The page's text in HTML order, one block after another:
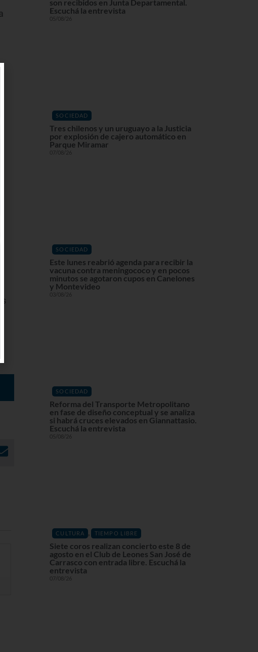
son recibidos en Junta Departamental.
Escuchá la entrevista
05/08/26
SOCIEDAD
Tres chilenos y un uruguayo a la Justicia
por explosión de cajero automático en
Parque Miramar
07/08/26
SOCIEDAD
Este lunes reabrió agenda para recibir la
vacuna contra meningococo y en pocos
minutos se agotaron cupos en Canelones
y Montevideo
03/08/26
SOCIEDAD
Reforma del Transporte Metropolitano
en fase de diseño conceptual y se analiza
si habrá cruces elevados en Giannattasio.
Escuchá la entrevista
05/08/26
CULTURA , TIEMPO LIBRE
Siete coros realizan concierto este 8 de
agosto en el Club de Leones San José de
Carrasco con entrada libre. Escuchá la
entrevista
07/08/26